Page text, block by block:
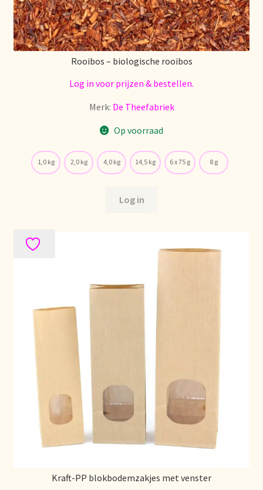
Product range
Questions relatives aux stocks
Retouren en garantie
Returns and warranty
Seguridad alimentaria
Sortiment
Terms and Conditions
Über uns
Rooibos – biologische rooibos
Log in voor prijzen & bestellen.
Merk: De Theefabriek
Op voorraad
1,0 kg 2,0 kg 4,0 kg 14,5 kg 6 x 75 g 8 g
Log in
Kraft-PP blokbodemzakjes met venster